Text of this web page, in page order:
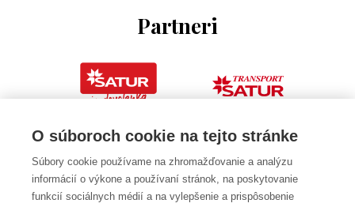
Partneri
O súboroch cookie na tejto stránke
Súbory cookie používame na zhromažďovanie a analýzu
informácií o výkone a používaní stránok, na poskytovanie
funkcií sociálnych médií a na vylepšenie a prispôsobenie